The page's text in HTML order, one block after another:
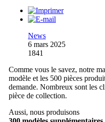
News
6 mars 2025
1841
Comme vous le savez, notre
modèle et les 500 pièces
demande. Nombreux sont les
pièce de collection.
Aussi, nous produisons